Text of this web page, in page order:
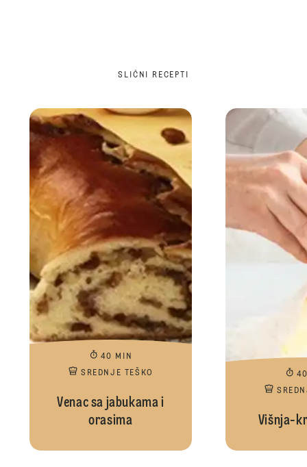
SLIČNI RECEPTI
40 MIN
SREDNJE TEŠKO
Venac sa jabukama i
orasima
Višnja-